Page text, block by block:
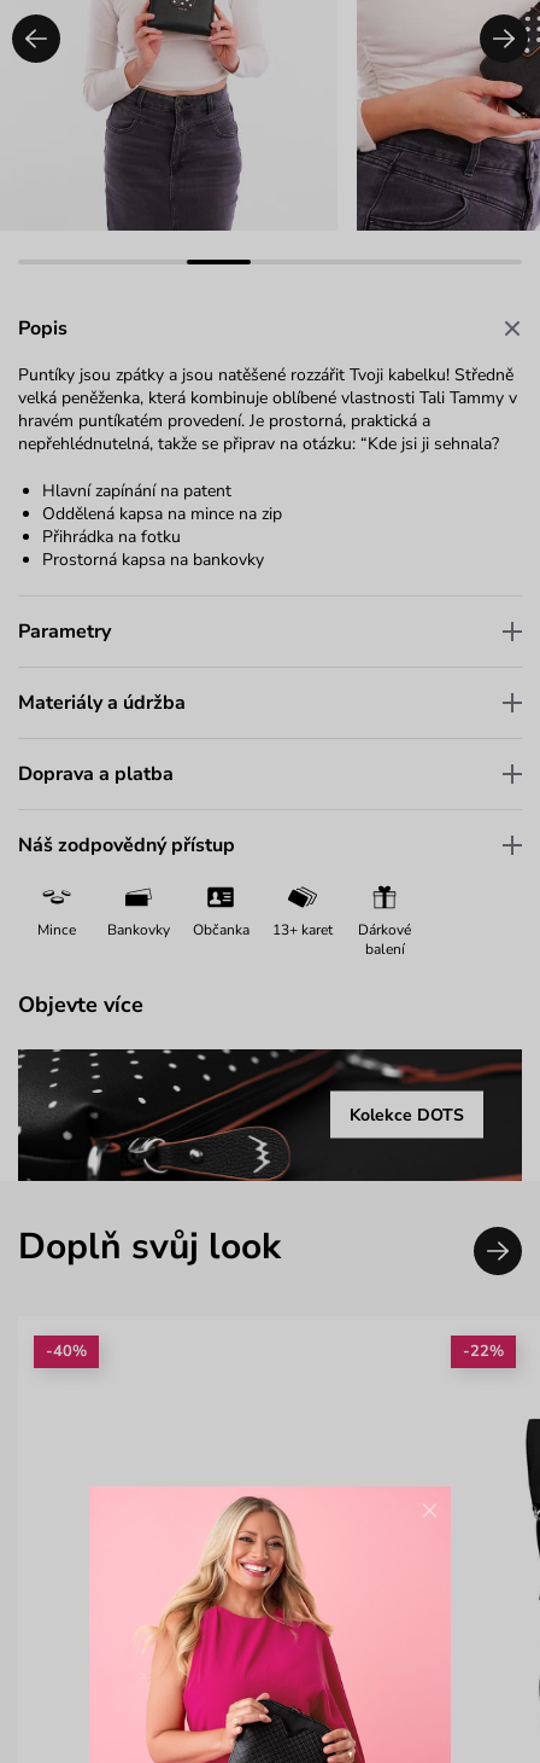
Popis
Puntíky jsou zpátky a jsou natěšené rozzářit Tvoji kabelku! Středně
velká peněženka, která kombinuje oblíbené vlastnosti Tali Tammy v
hravém puntíkatém provedení. Je prostorná, praktická a
nepřehlédnutelná, takže se připrav na otázku: “Kde jsi ji sehnala?
Hlavní zapínání na patent
Oddělená kapsa na mince na zip
Přihrádka na fotku
Prostorná kapsa na bankovky
Parametry
Materiály a údržba
Doprava a platba
Náš zodpovědný přístup
Mince Bankovky Občanka 13+ karet
Dárkové
balení
Objevte více
Kolekce DOTS
Doplň svůj look
-40% -22%
×